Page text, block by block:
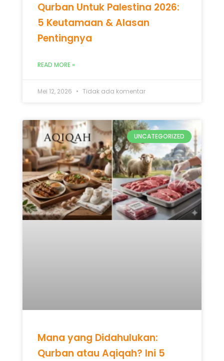
Qurban Untuk Palestina 2026:
5 Keutamaan & Alasan
Pentingnya
READ MORE »
Mei 12, 2026 Tidak ada komentar
UNCATEGORIZED
Mana yang Didahulukan:
Qurban atau Aqiqah? Ini 5